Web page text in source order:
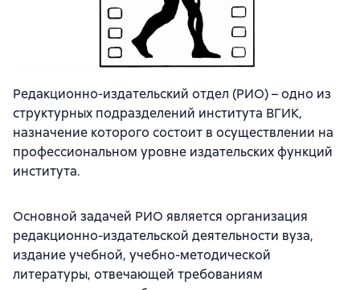
Редакционно-издательский отдел (РИО) – одно из
структурных подразделений института ВГИК,
назначение которого состоит в осуществлении на
профессиональном уровне издательских функций
института.
Основной задачей РИО является организация
редакционно-издательской деятельности вуза,
издание учебной, учебно-методической
литературы, отвечающей требованиям